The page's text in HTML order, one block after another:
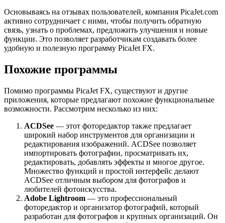
Основываясь на отзывах пользователей, компания PicaJet.com
активно сотрудничает с ними, чтобы получить обратную
связь, узнать о проблемах, предложить улучшения и новые
функции. Это позволяет разработчикам создавать более
удобную и полезную программу PicaJet FX.
Похожие программы
Помимо программы PicaJet FX, существуют и другие
приложения, которые предлагают похожие функциональные
возможности. Рассмотрим несколько из них:
ACDSee — этот фоторедактор также предлагает
широкий набор инструментов для организации и
редактирования изображений. ACDSee позволяет
импортировать фотографии, просматривать их,
редактировать, добавлять эффекты и многое другое.
Множество функций и простой интерфейс делают
ACDSee отличным выбором для фотографов и
любителей фотоискусства.
Adobe Lightroom — это профессиональный
фоторедактор и организатор фотографий, который
разработан для фотографов и крупных организаций. Он